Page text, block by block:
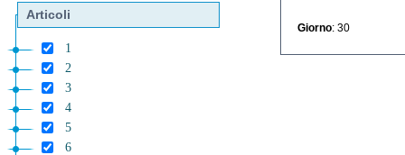
Articoli
1
2
3
4
5
6
Giorno : 30